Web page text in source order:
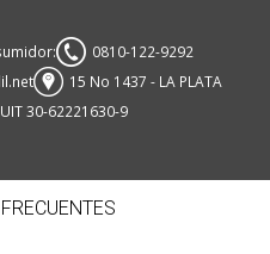
0810-122-9292
15 No 1437 - LA PLATA
30-62221630-9